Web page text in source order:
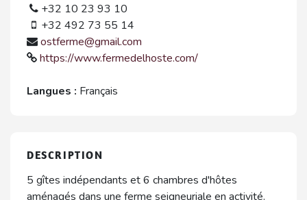
+32 10 23 93 10
+32 492 73 55 14
ostferme@gmail.com
https://www.fermedelhoste.com/
Langues : Français
DESCRIPTION
5 gîtes indépendants et 6 chambres d'hôtes
aménagés dans une ferme seigneuriale en activité.